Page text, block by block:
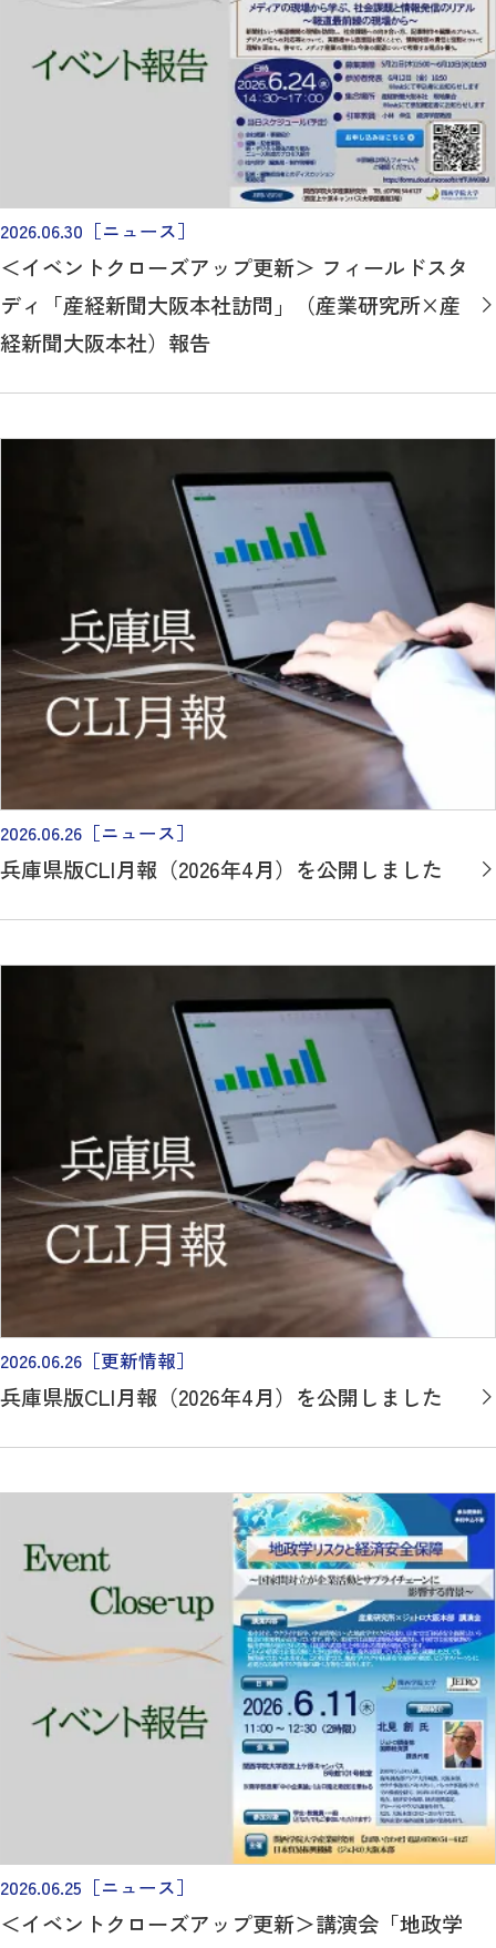
2026.06.30 ［ニュース］
＜イベントクローズアップ更新＞ フィールドスタ
ディ「産経新聞大阪本社訪問」（産業研究所×産
経新聞大阪本社）報告
2026.06.26 ［ニュース］
兵庫県版CLI月報（2026年4月）を公開しました
2026.06.26 ［更新情報］
兵庫県版CLI月報（2026年4月）を公開しました
2026.06.25 ［ニュース］
＜イベントクローズアップ更新＞講演会「地政学